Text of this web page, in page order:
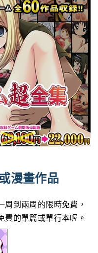
漫畫作品
到兩周的限時免費，
的單篇或單行本喔。